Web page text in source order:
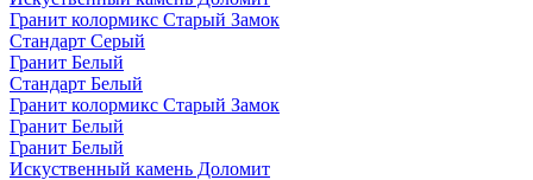
Гранит колормикс Старый Замок
Стандарт Серый
Гранит Белый
Стандарт Белый
Гранит колормикс Старый Замок
Гранит Белый
Гранит Белый
Искуственный камень Доломит